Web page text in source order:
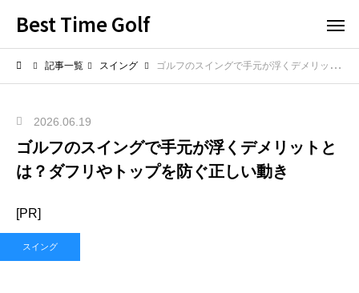
Best Time Golf
記事一覧 スイング ゴルフのスイングで手元が浮くデメリットとは？ダフリやトップを防ぐ正しい動き
2026.06.19
ゴルフのスイングで手元が浮くデメリットと
は？ダフリやトップを防ぐ正しい動き
[PR]
スイング